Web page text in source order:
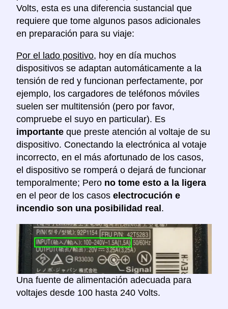
Volts, esta es una diferencia sustancial que
requiere que tome algunos pasos adicionales
en preparación para su viaje:
Por el lado positivo, hoy en día muchos
dispositivos se adaptan automáticamente a la
tensión de red y funcionan perfectamente, por
ejemplo, los cargadores de teléfonos móviles
suelen ser multitensión (pero por favor,
compruebe el suyo en particular). Es
importante que preste atención al voltaje de su
dispositivo. Conectando la electrónica al votaje
incorrecto, en el más afortunado de los casos,
el dispositivo se romperá o dejará de funcionar
temporalmente; Pero no tome esto a la ligera
en el peor de los casos electrocución e
incendio son una posibilidad real .
Una fuente de alimentación adecuada para
voltajes desde 100 hasta 240 Volts.